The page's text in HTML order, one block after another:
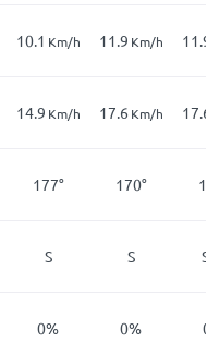
10.1 Km/h 11.9 Km/h
14.9 Km/h 17.6 Km/h
177° 170°
S S
0% 0%